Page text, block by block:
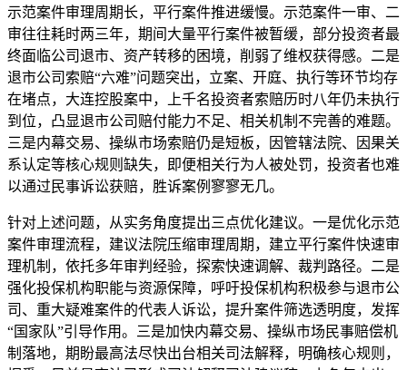
示范案件审理周期长，平行案件推进缓慢。示范案件一审、二
审往往耗时两三年，期间大量平行案件被暂缓，部分投资者最
终面临公司退市、资产转移的困境，削弱了维权获得感。二是
退市公司索赔“六难”问题突出，立案、开庭、执行等环节均存
在堵点，大连控股案中，上千名投资者索赔历时八年仍未执行
到位，凸显退市公司赔付能力不足、相关机制不完善的难题。
三是内幕交易、操纵市场索赔仍是短板，因管辖法院、因果关
系认定等核心规则缺失，即便相关行为人被处罚，投资者也难
以通过民事诉讼获赔，胜诉案例寥寥无几。
针对上述问题，从实务角度提出三点优化建议。一是优化示范
案件审理流程，建议法院压缩审理周期，建立平行案件快速审
理机制，依托多年审判经验，探索快速调解、裁判路径。二是
强化投保机构职能与资源保障，呼吁投保机构积极参与退市公
司、重大疑难案件的代表人诉讼，提升案件筛选透明度，发挥
“国家队”引导作用。三是加快内幕交易、操纵市场民事赔偿机
制落地，期盼最高法尽快出台相关司法解释，明确核心规则，